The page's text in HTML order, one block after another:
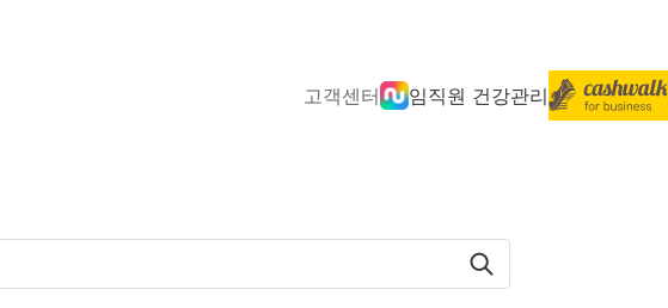
고객센터 임직원 건강관리